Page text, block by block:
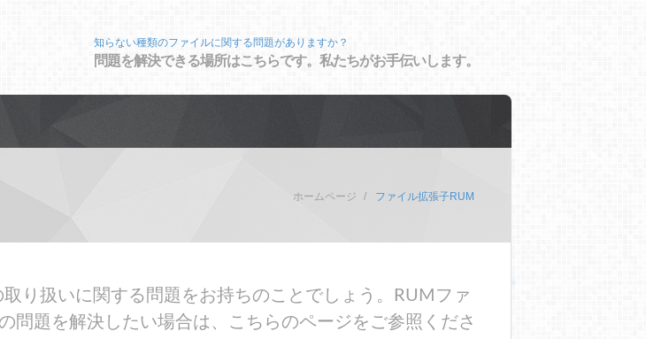
知らない種類のファイルに関する問題がありますか？
問題を解決できる場所はこちらです。私たちがお手伝いします。
ホームページ ファイル拡張子RUM
り扱いに関する問題をお持ちのことでしょう。RUMファ
問題を解決したい場合は、こちらのページをご参照くださ